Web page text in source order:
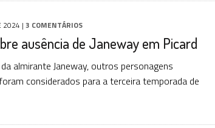
2024 | 3 COMENTÁRIOS
ausência de Janeway em Picard
almirante Janeway, outros personagens
considerados para a terceira temporada de